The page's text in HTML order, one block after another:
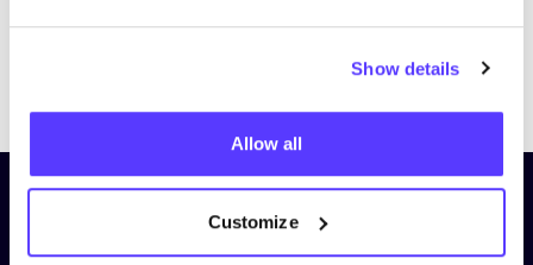
Show details
Allow all
Customize
PreviousNext
Abonniere unseren Newsletter
und bleibe auf dem Laufenden!